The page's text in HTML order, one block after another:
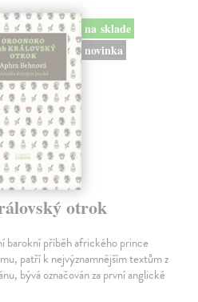
na sklade
novinka
otrok
příběh afrického prince
patří k nejvýznamnějším textům z
bývá označován za první anglické